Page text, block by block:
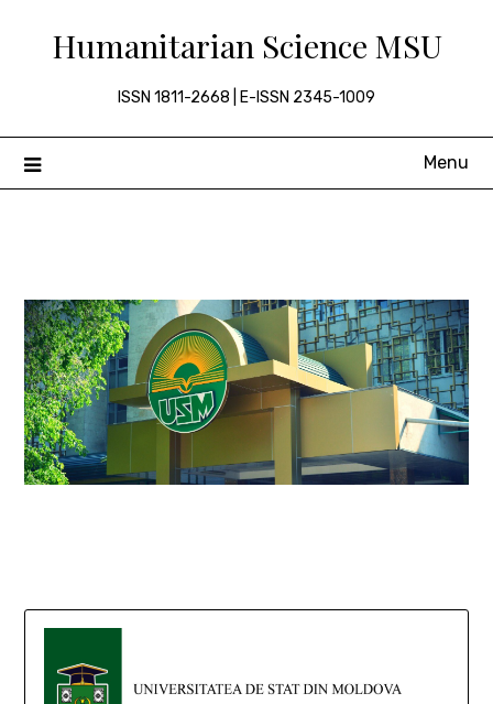
Humanitarian Science MSU
ISSN 1811-2668 | E-ISSN 2345-1009
Menu